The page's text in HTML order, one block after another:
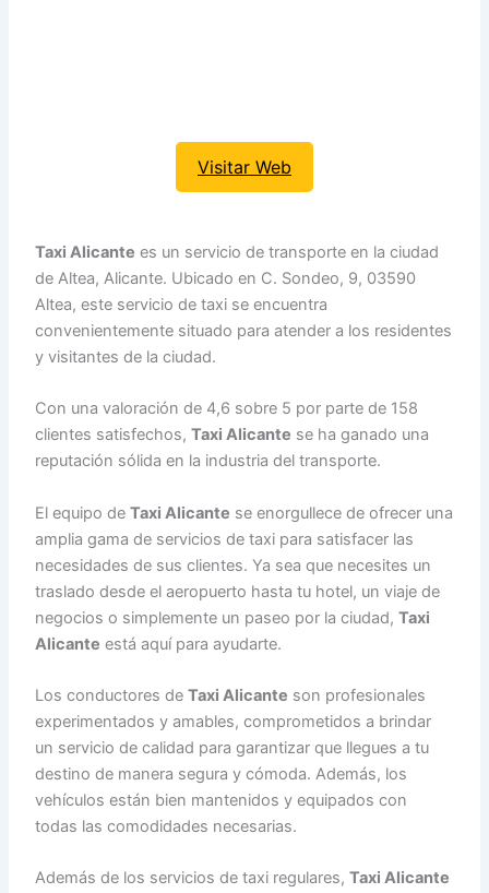
Visitar Web
Taxi Alicante es un servicio de transporte en la ciudad
de Altea, Alicante. Ubicado en C. Sondeo, 9, 03590
Altea, este servicio de taxi se encuentra
convenientemente situado para atender a los residentes
y visitantes de la ciudad.
Con una valoración de 4,6 sobre 5 por parte de 158
clientes satisfechos,Taxi Alicante se ha ganado una
reputación sólida en la industria del transporte.
El equipo deTaxi Alicante se enorgullece de ofrecer una
amplia gama de servicios de taxi para satisfacer las
necesidades de sus clientes. Ya sea que necesites un
traslado desde el aeropuerto hasta tu hotel, un viaje de
negocios o simplemente un paseo por la ciudad,Taxi
Alicante está aquí para ayudarte.
Los conductores deTaxi Alicante son profesionales
experimentados y amables, comprometidos a brindar
un servicio de calidad para garantizar que llegues a tu
destino de manera segura y cómoda. Además, los
vehículos están bien mantenidos y equipados con
todas las comodidades necesarias.
Además de los servicios de taxi regulares,Taxi Alicante